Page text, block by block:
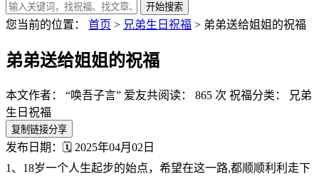
开始搜索
您当前的位置： 首页 > 兄弟生日祝福 > 弟弟送给姐姐的祝福
弟弟送给姐姐的祝福
本文作者： “唤吾子言” 爱友共阅读： 865 次 祝福分类： 兄弟
生日祝福
复制链接分享
发布日期：🗓️ 2025年04月02日
1、18岁一个人生起步的始点，希望在这一路,都顺顺利利走下